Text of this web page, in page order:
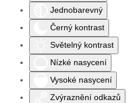
Jednobarevný
Černý kontrast
Světelný kontrast
Nízké nasycení
Vysoké nasycení
Zvýraznění odkazů